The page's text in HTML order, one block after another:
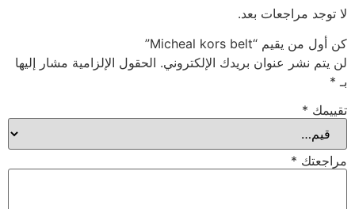
لا توجد مراجعات بعد.
كن أول من يقيم “Micheal kors belt”
لن يتم نشر عنوان بريدك الإلكتروني. الحقول الإلزامية مشار إليها
بـ *
تقييمك *
مراجعتك *